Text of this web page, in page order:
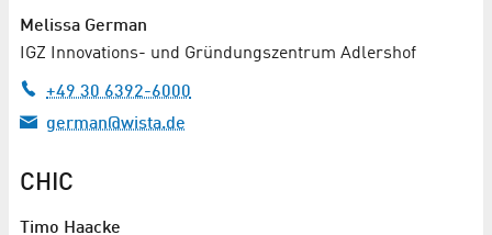
Melissa German
IGZ Innovations- und Gründungszentrum Adlershof
+49 30 6392-6000
german@wista.de
CHIC
Timo Haacke